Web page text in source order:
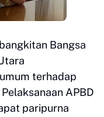
Bangsa
terhadap
APBD
paripurna